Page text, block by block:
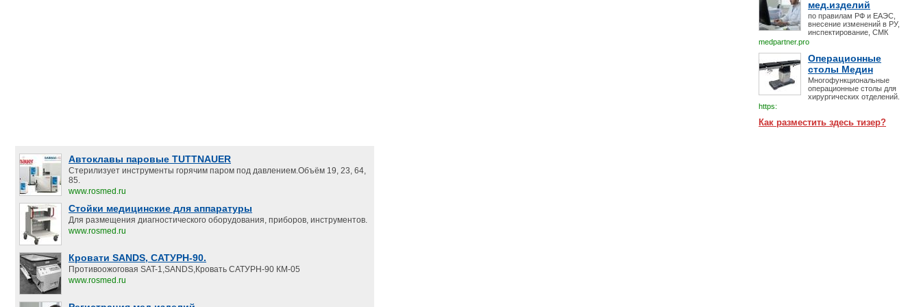
мед.изделий
по правилам РФ и ЕАЭС,
внесение изменений в РУ,
инспектирование, СМК
medpartner.pro
Операционные
столы Медин
Многофункциональные
операционные столы для
хирургических отделений.
https:
Как разместить здесь тизер?
Автоклавы паровые TUTTNAUER
Стерилизует инструменты горячим паром под давлением.Объём 19, 23, 64,
85.
www.rosmed.ru
Стойки медицинские для аппаратуры
Для размещения диагностического оборудования, приборов, инструментов.
www.rosmed.ru
Кровати SANDS, САТУРН-90.
Противоожоговая SAT-1,SANDS,Кровать САТУРН-90 КМ-05
www.rosmed.ru